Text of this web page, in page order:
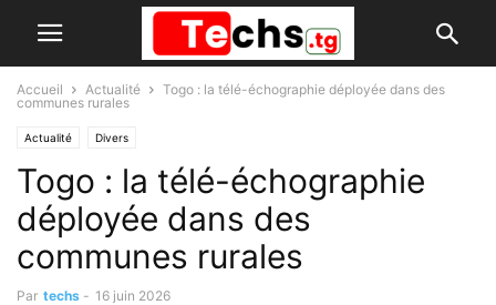
Accueil Actualité
Togo : la télé-échographie déployée dans des
communes rurales
Actualité Divers
Togo : la télé-échographie
déployée dans des
communes rurales
Par techs - 16 juin 2026